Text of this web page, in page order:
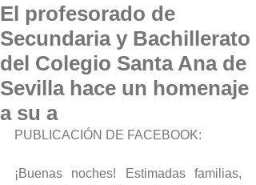
El profesorado de
Secundaria y Bachillerato
del Colegio Santa Ana de
Sevilla hace un homenaje
a su a
PUBLICACIÓN DE FACEBOOK:
¡Buenas noches! Estimadas familias,